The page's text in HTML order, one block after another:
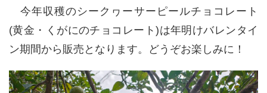
今年収穫のシークヮーサーピールチョコレート
(黄金・くがにのチョコレート)は年明けバレンタイ
ン期間から販売となります。どうぞお楽しみに！